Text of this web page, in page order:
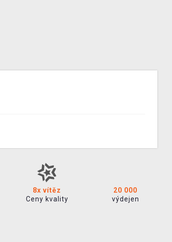
8x vítěz
Ceny kvality
20 000
výdejen